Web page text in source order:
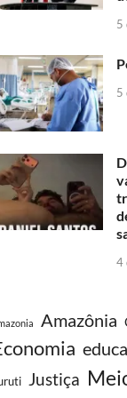
5
5
4
Amazônia
Justiça